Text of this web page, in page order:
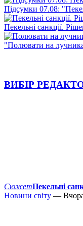
Підсумки 07.08:
Пекельні санкції.
"Полювати на
ВИБІР
СюжетПекельні
Новини світу —